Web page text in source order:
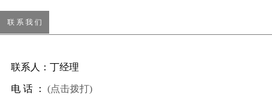
联 系 我 们
联系人：丁经理
电 话 ： (点击拨打)